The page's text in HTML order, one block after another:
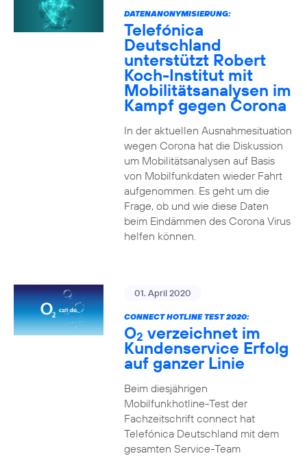
DATENANONYMISIERUNG:
Telefónica
Deutschland
unterstützt Robert
Koch-Institut mit
Mobilitätsanalysen im
Kampf gegen Corona
In der aktuellen Ausnahmesituation
wegen Corona hat die Diskussion
um Mobilitätsanalysen auf Basis
von Mobilfunkdaten wieder Fahrt
aufgenommen. Es geht um die
Frage, ob und wie diese Daten
beim Eindämmen des Corona Virus
helfen können.
01. April 2020
CONNECT HOTLINE TEST 2020:
O2 verzeichnet im
Kundenservice Erfolg
auf ganzer Linie
Beim diesjährigen
Mobilfunkhotline-Test der
Fachzeitschrift connect hat
Telefónica Deutschland mit dem
gesamten Service-Team